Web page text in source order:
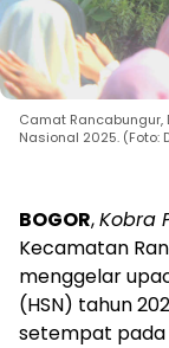
Camat
Nasional 2025. (Foto:
BOGOR,Kobra
Kecamatan
menggelar
(HSN) tahun
setempat pada